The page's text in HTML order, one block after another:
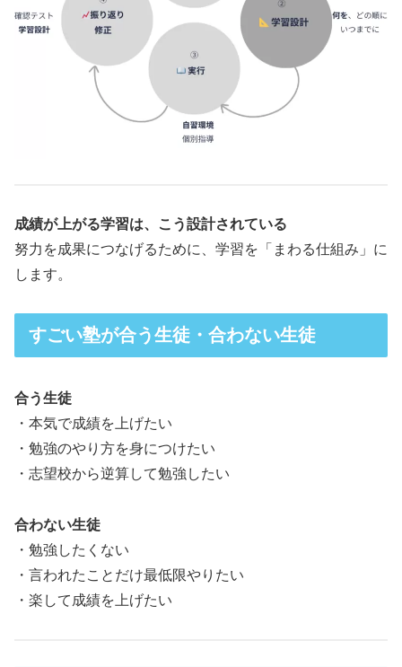
成績が上がる学習は、こう設計されている
努力を成果につなげるために、学習を「まわる仕組み」に
します。
すごい塾が合う生徒・合わない生徒
合う生徒
・本気で成績を上げたい
・勉強のやり方を身につけたい
・志望校から逆算して勉強したい
合わない生徒
・勉強したくない
・言われたことだけ最低限やりたい
・楽して成績を上げたい